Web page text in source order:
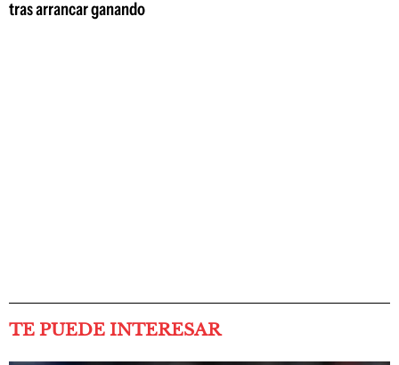
tras arrancar ganando
TE PUEDE INTERESAR